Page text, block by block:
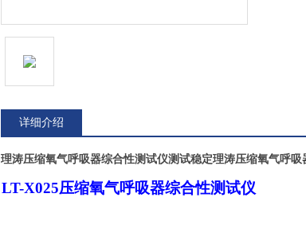
详细介绍
理涛压缩氧气呼吸器综合性测试仪测试稳定理涛压缩氧气呼吸
LT-X025压缩氧气呼吸器综合性测试仪